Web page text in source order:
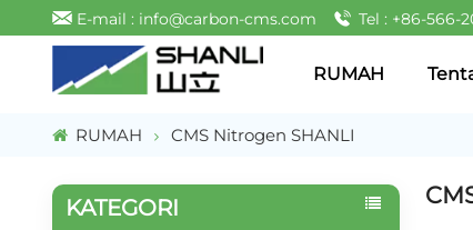
E-mail : info@carbon-cms.com Tel : +86-566-
RUMAH
RUMAH CMS Nitrogen SHANLI
KATEGORI